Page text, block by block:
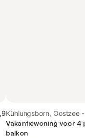
Kühlungsborn, Oostzee -
Mecklenburg
Vakantiewoning voor 4
balkon